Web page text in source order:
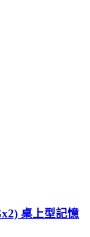
桌上型記憶